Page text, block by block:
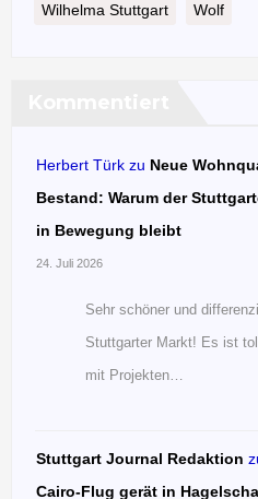
Wilhelma Stuttgart Wolf
Herbert Türk zu Neue
Bestand: Warum der
in Bewegung bleibt
24. Juli 2026
Sehr schöner und
Stuttgarter Markt! Es ist
mit Projekten…
Stuttgart Journal Redaktion
Cairo-Flug gerät in